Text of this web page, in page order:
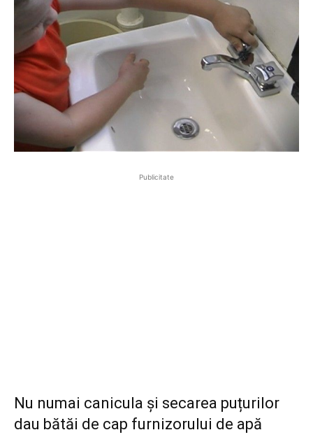
Publicitate
Nu numai canicula și secarea puțurilor
dau bătăi de cap furnizorului de apă